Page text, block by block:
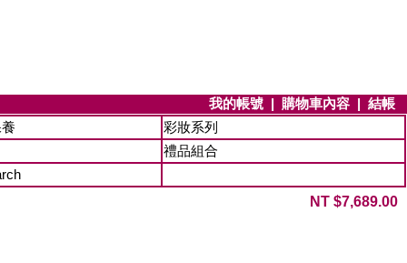
我的帳號 | 購物車內容 | 結帳
彩妝系列
禮品組合
NT $7,689.00